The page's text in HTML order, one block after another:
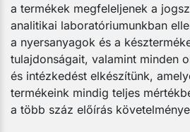
a termékek megfeleljenek a
analitikai laboratóriumunkban
a nyersanyagok és a
tulajdonságait, valamint minden
és intézkedést elkészítünk,
termékeink mindig teljes
a több száz előírás